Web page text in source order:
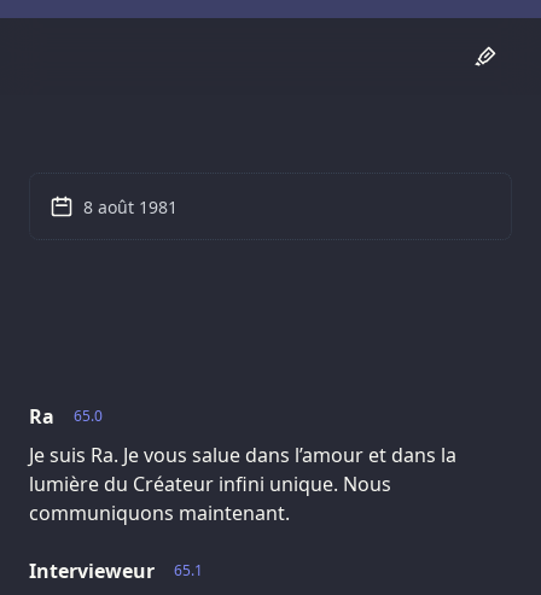
65.0
Ra
Je suis Ra. Je vous salue dans l’amour et dans la
lumière du Créateur infini unique. Nous
communiquons maintenant.
65.1
Intervieweur
8 août 1981